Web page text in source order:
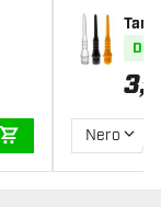
AGGIUNGI AL
3,75
Nero